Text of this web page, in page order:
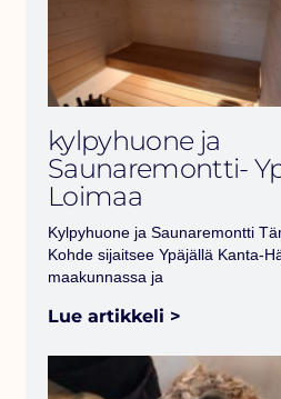
kylpyhuone ja
Saunaremontti-
Loimaa
Kylpyhuone ja Saunaremontti
Kohde sijaitsee Ypäjällä Kanta-
maakunnassa ja
Lue artikkeli >